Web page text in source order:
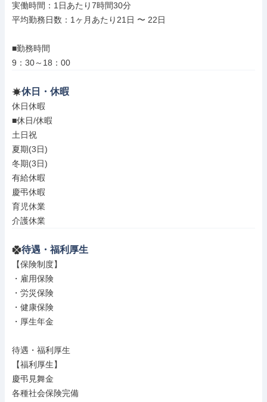
実働時間：1日あたり7時間30分
平均勤務日数：1ヶ月あたり21日 〜 22日
■勤務時間
9：30～18：00
休日・休暇
休日休暇
■休日/休暇
土日祝
夏期(3日)
冬期(3日)
有給休暇
慶弔休暇
育児休業
介護休業
待遇・福利厚生
【保険制度】
・雇用保険
・労災保険
・健康保険
・厚生年金
待遇・福利厚生
【福利厚生】
慶弔見舞金
各種社会保険完備